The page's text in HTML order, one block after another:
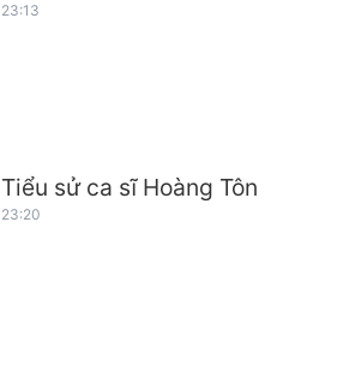
23:13
Tiểu sử ca sĩ Hoàng Tôn
23:20